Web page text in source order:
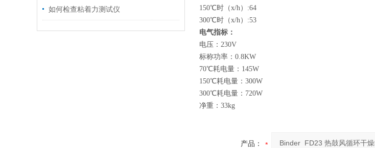
如何检查粘着力测试仪
150℃时（x/h）:64
300℃时（x/h）:53
电气指标：
电压：230V
标称功率：0.8KW
70℃耗电量：145W
150℃耗电量：300W
300℃耗电量：720W
净重：33kg
产品：